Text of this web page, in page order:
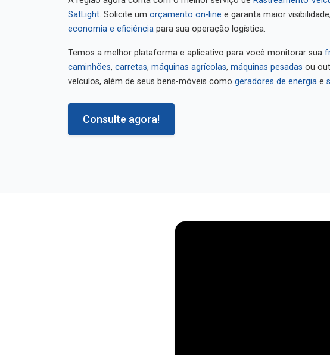
SatLight
. Solicite um orçamento on-line
e garanta maior
economia e eficiência
para sua operação logística.
Temos a melhor plataforma e aplicativo para você monitorar sua
caminhões
máquinas agrícolas máquinas pesadas
ou
veículos, além de seus bens-móveis como
geradores de energia
Consulte agora!